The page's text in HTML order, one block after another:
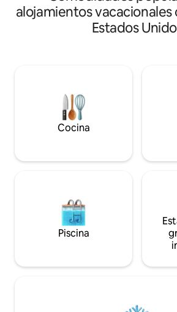
alojamientos vacacionales
Estados
Cocina
Piscina